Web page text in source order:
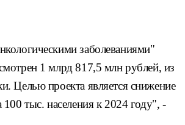
заболеваниями"
1 млрд 817,5 млн рублей, из
Целью проекта является снижение
тыс. населения к 2024 году", -